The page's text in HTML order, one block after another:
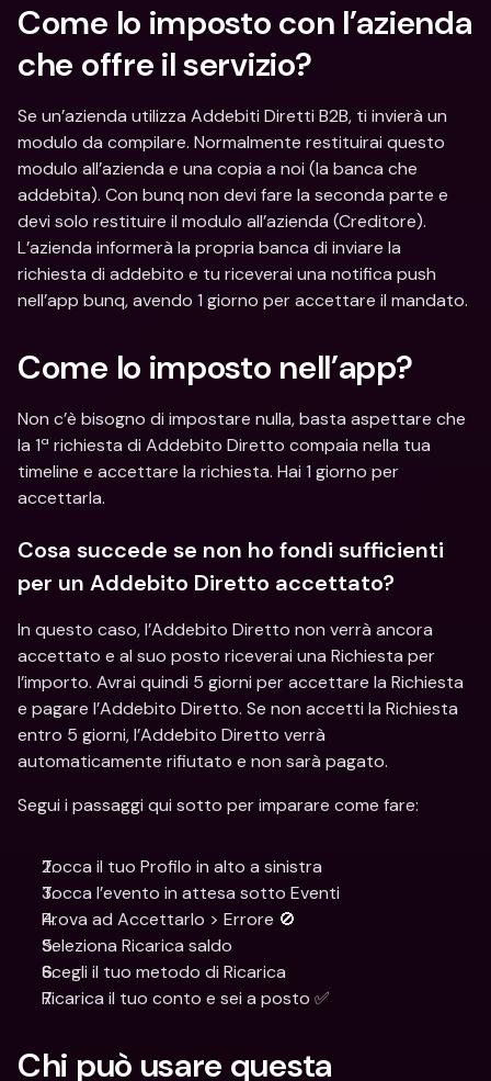
Come lo imposto con l’azienda
che offre il servizio?
Se un’azienda utilizza Addebiti Diretti B2B, ti invierà un
modulo da compilare. Normalmente restituirai questo
modulo all’azienda e una copia a noi (la banca che
addebita). Con bunq non devi fare la seconda parte e
devi solo restituire il modulo all’azienda (Creditore).
L’azienda informerà la propria banca di inviare la
richiesta di addebito e tu riceverai una notifica push
nell’app bunq, avendo 1 giorno per accettare il mandato.
Come lo imposto nell’app?
Non c’è bisogno di impostare nulla, basta aspettare che
la 1ª richiesta di Addebito Diretto compaia nella tua
timeline e accettare la richiesta. Hai 1 giorno per
accettarla.
Cosa succede se non ho fondi sufficienti
per un Addebito Diretto accettato?
In questo caso, l’Addebito Diretto non verrà ancora
accettato e al suo posto riceverai una Richiesta per
l’importo. Avrai quindi 5 giorni per accettare la Richiesta
e pagare l’Addebito Diretto. Se non accetti la Richiesta
entro 5 giorni, l’Addebito Diretto verrà
automaticamente rifiutato e non sarà pagato.
Segui i passaggi qui sotto per imparare come fare:
Tocca il tuo Profilo in alto a sinistra
Tocca l’evento in attesa sotto Eventi
Prova ad Accettarlo > Errore 🚫
Seleziona Ricarica saldo
Scegli il tuo metodo di Ricarica
Ricarica il tuo conto e sei a posto ✅
Chi può usare questa